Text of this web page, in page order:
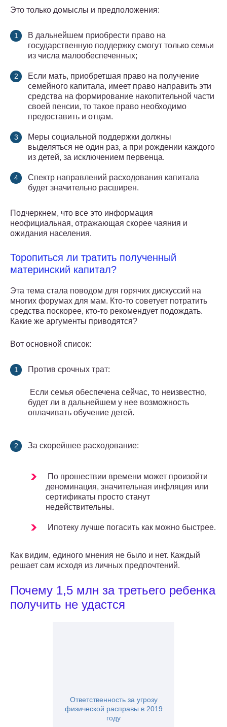
Это только домыслы и предположения:
В дальнейшем приобрести право на
государственную поддержку смогут только семьи
из числа малообеспеченных;
Если мать, приобретшая право на получение
семейного капитала, имеет право направить эти
средства на формирование накопительной части
своей пенсии, то такое право необходимо
предоставить и отцам.
Меры социальной поддержки должны
выделяться не один раз, а при рождении каждого
из детей, за исключением первенца.
Спектр направлений расходования капитала
будет значительно расширен.
Подчеркнем, что все это информация
неофициальная, отражающая скорее чаяния и
ожидания населения.
Торопиться ли тратить полученный
материнский капитал?
Эта тема стала поводом для горячих дискуссий на
многих форумах для мам. Кто-то советует потратить
средства поскорее, кто-то рекомендует подождать.
Какие же аргументы приводятся?
Вот основной список:
Против срочных трат:
Если семья обеспечена сейчас, то неизвестно,
будет ли в дальнейшем у нее возможность
оплачивать обучение детей.
За скорейшее расходование:
По прошествии времени может произойти
деноминация, значительная инфляция или
сертификаты просто станут
недействительны.
Ипотеку лучше погасить как можно быстрее.
Как видим, единого мнения не было и нет. Каждый
решает сам исходя из личных предпочтений.
Почему 1,5 млн за третьего ребенка
получить не удастся
Ответственность за угрозу
физической расправы в 2019
году